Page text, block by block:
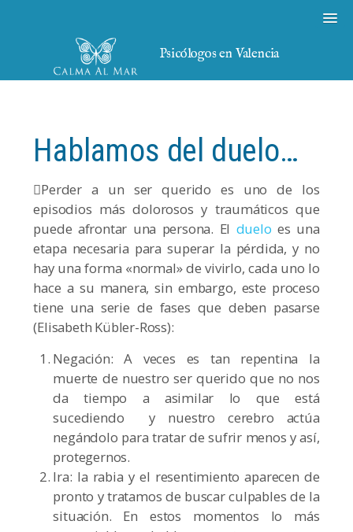
Psicólogos en Valencia
Hablamos del duelo…
Perder a un ser querido es uno de los
episodios más dolorosos y traumáticos que
puede afrontar una persona. El duelo es una
etapa necesaria para superar la pérdida, y no
hay una forma «normal» de vivirlo, cada uno lo
hace a su manera, sin embargo, este proceso
tiene una serie de fases que deben pasarse
(Elisabeth Kübler-Ross):
Negación: A veces es tan repentina la
muerte de nuestro ser querido que no nos
da tiempo a asimilar lo que está
sucediendo y nuestro cerebro actúa
negándolo para tratar de sufrir menos y así,
protegernos.
Ira: la rabia y el resentimiento aparecen de
pronto y tratamos de buscar culpables de la
situación. En estos momentos lo más